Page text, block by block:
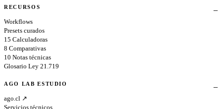
RECURSOS
Workflows
Presets curados
15 Calculadoras
8 Comparativas
10 Notas técnicas
Glosario Ley 21.719
AGO LAB ESTUDIO
ago.cl ↗
Servicios técnicos